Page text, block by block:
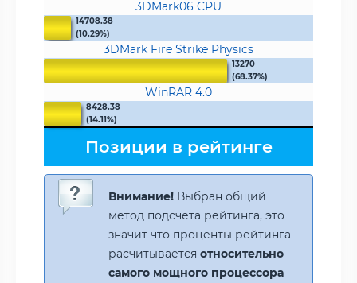
3DMark06 CPU
14708.38
(10.29%)
3DMark Fire Strike Physics
13270
(68.37%)
WinRAR 4.0
8428.38
(14.11%)
Позиции в рейтинге
Внимание! Выбран общий
метод подсчета рейтинга, это
значит что проценты рейтинга
расчитывается относительно
самого мощного процессора